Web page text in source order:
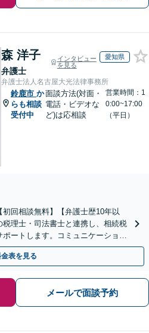
森 洋子
弁護士
インタビュー
を見る
愛知県
弁護士法人名古屋大光法律事務所
鈴鹿市 か
らも相談
受付中
面談方法(対面・
電話・ビデオな
ど)は応相談
営業時間：1
0:00~17:00
（平日）
初回相談無料】【弁護士歴10年以
理士・司法書士と連携し、相続税
ートします。コミュニケーション
を目指します。
表を見る
メールで面談予約